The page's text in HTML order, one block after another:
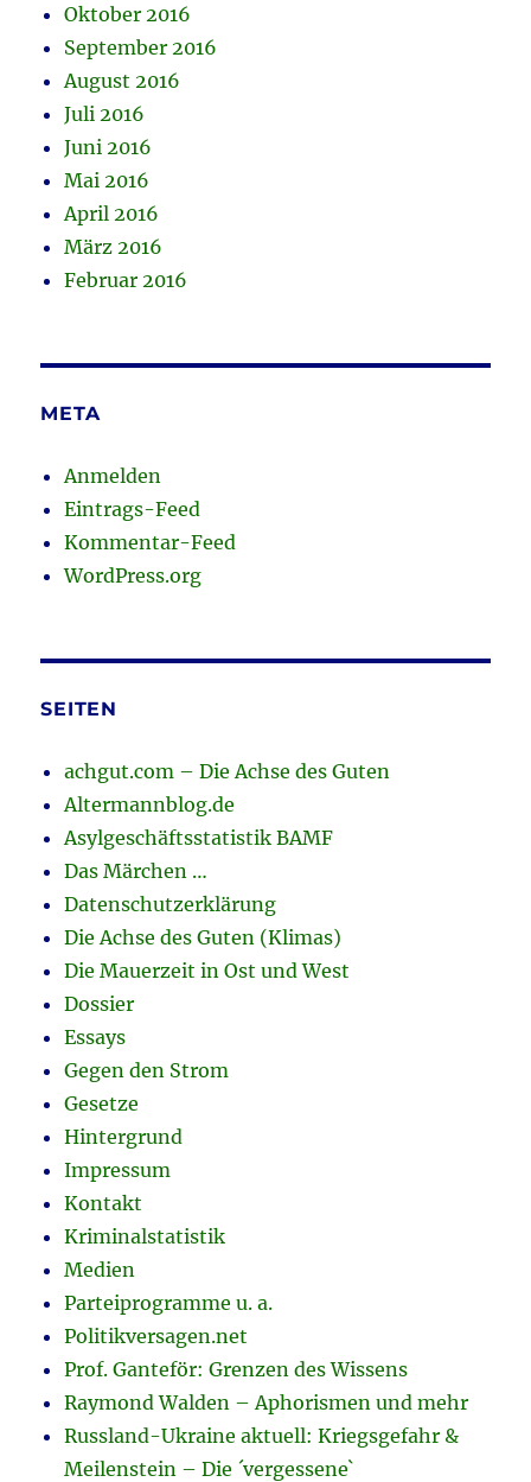
Oktober 2016
September 2016
August 2016
Juli 2016
Juni 2016
Mai 2016
April 2016
März 2016
Februar 2016
META
Anmelden
Eintrags-Feed
Kommentar-Feed
WordPress.org
SEITEN
achgut.com – Die Achse des Guten
Altermannblog.de
Asylgeschäftsstatistik BAMF
Das Märchen …
Datenschutzerklärung
Die Achse des Guten (Klimas)
Die Mauerzeit in Ost und West
Dossier
Essays
Gegen den Strom
Gesetze
Hintergrund
Impressum
Kontakt
Kriminalstatistik
Medien
Parteiprogramme u. a.
Politikversagen.net
Prof. Ganteför: Grenzen des Wissens
Raymond Walden – Aphorismen und mehr
Russland-Ukraine aktuell: Kriegsgefahr &
Meilenstein – Die ´vergessene`